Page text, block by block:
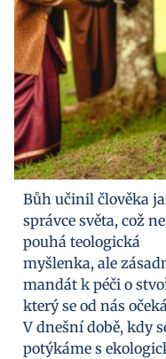
Bůh učinil člověka
správce světa, což
pouhá teologická
myšlenka, ale
mandát k péči o
který se od nás
V dnešní době, kdy
potýkáme s